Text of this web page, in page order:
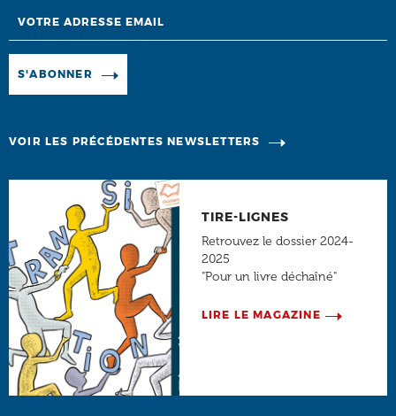
S'ABONNER
VOIR LES PRÉCÉDENTES NEWSLETTERS
TIRE-LIGNES
Retrouvez le dossier 2024-
2025
"Pour un livre déchaîné"
LIRE LE MAGAZINE